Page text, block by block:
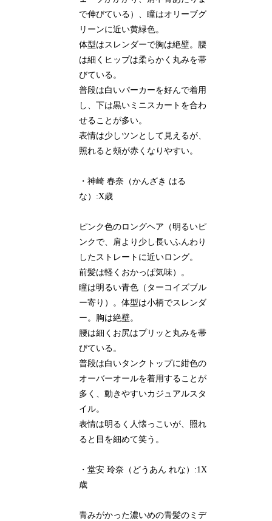
で伸びている）、瞳はオリーブグ
リーンに近い黄緑色。
体型はスレンダーで胸は絶壁。腰
は細くヒップは柔らかく丸みを帯
びている。
普段は白いパーカーを好んで着用
し、下は黒いミニスカートを合わ
せることが多い。
表情は少しツンとして見えるが、
照れると頰が赤くなりやすい。
・神崎 春奈（かんざき はる
な）:X歳
ピンク色のロングヘア（明るいピ
ンクで、肩より少し長いふんわり
したストレートに近いロング。
前髪は軽くおかっぱ気味）。
瞳は明るい青色（ターコイズブル
ー寄り）。体型は小柄でスレンダ
ー。胸は絶壁。
腰は細くお尻はプリッと丸みを帯
びている。
普段は白いタンクトップに紺色の
オーバーオールを着用することが
多く、動きやすいカジュアルスタ
イル。
表情は明るく人懐っこいが、照れ
ると目を細めて笑う。
・堂安 玲奈（どうあん れな）:1X
歳
青みがかった濃いめの青髪のミデ